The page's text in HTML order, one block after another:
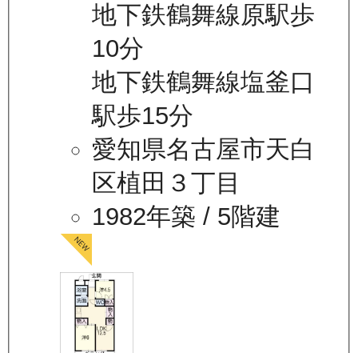
地下鉄鶴舞線原駅歩
10分
地下鉄鶴舞線塩釜口
駅歩15分
愛知県名古屋市天白
区植田３丁目
1982年築 / 5階建